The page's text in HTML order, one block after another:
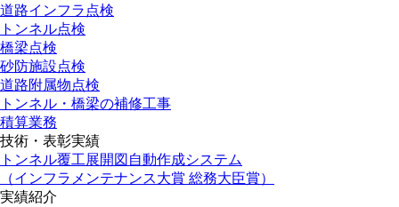
道路インフラ点検
トンネル点検
橋梁点検
砂防施設点検
道路附属物点検
トンネル・橋梁の補修工事
積算業務
技術・表彰実績
トンネル覆工展開図自動作成システム
（インフラメンテナンス大賞 総務大臣賞）
実績紹介